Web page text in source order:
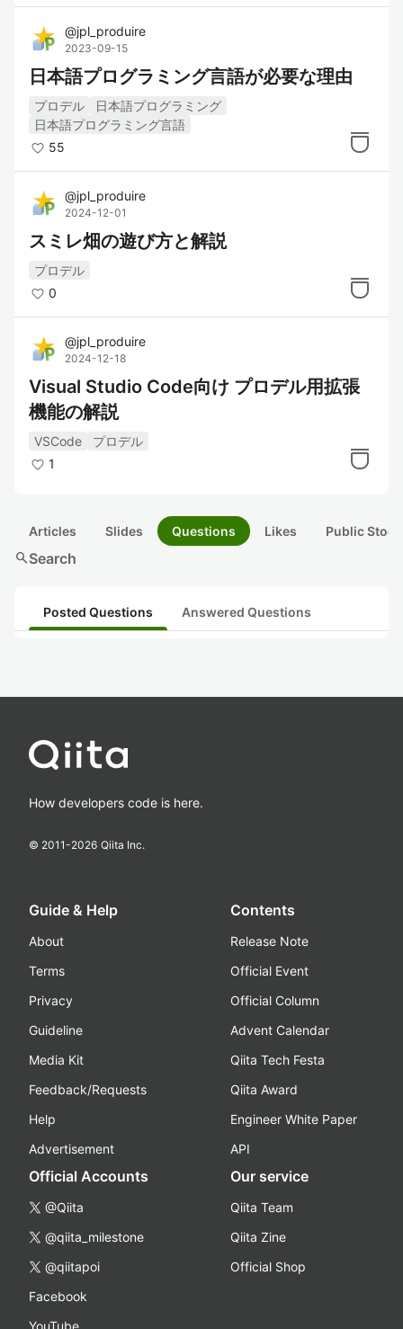
@jpl_produire
2023-09-15
日本語プログラミング言語が必要な理由
プロデル
日本語プログラミング
日本語プログラミング言語
55
@jpl_produire
2024-12-01
スミレ畑の遊び方と解説
プロデル
0
@jpl_produire
2024-12-18
Visual Studio Code向け プロデル用拡張
機能の解説
VSCode
プロデル
1
Articles Slides Questions Likes Public
searchSearch
Posted Questions Answered Questions
How developers code is here.
© 2011-2026 Qiita Inc.
Guide & Help
About
Terms
Privacy
Guideline
Media Kit
Feedback/Requests
Help
Advertisement
Contents
Release Note
Official Event
Official Column
Advent Calendar
Qiita Tech Festa
Qiita Award
Engineer White Paper
API
Official Accounts
@Qiita
@qiita_milestone
@qiitapoi
Facebook
YouTube
Our service
Qiita Team
Qiita Zine
Official Shop